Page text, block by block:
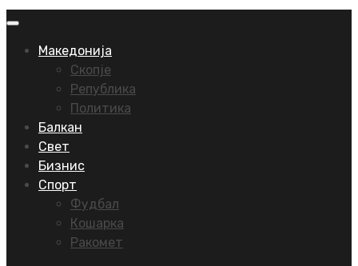
Primary
Македонија
Скопје
Република
Политика
Балкан
Свет
Бизнис
Спорт
Фудбал
Кошарка
Ракомет